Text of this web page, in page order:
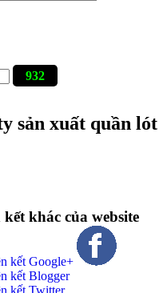
932
sản xuất quần lót
khác của website